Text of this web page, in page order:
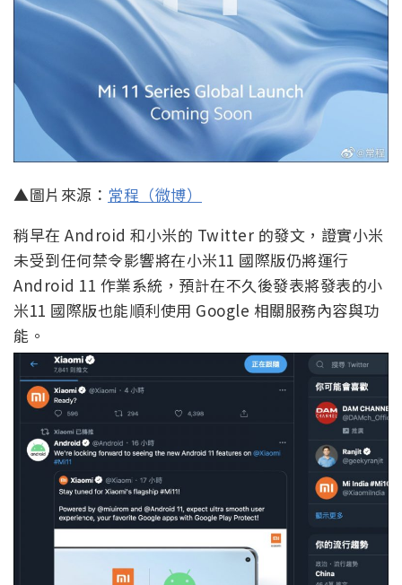
▲圖片來源： 常程（微博）
稍早在 Android 和小米的 Twitter 的發文，證實小米
未受到任何禁令影響將在小米11 國際版仍將運行
Android 11 作業系統，預計在不久後發表將發表的小
米11 國際版也能順利使用 Google 相關服務內容與功
能。